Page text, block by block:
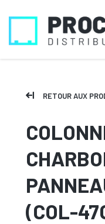
RETOUR AUX
(COL-